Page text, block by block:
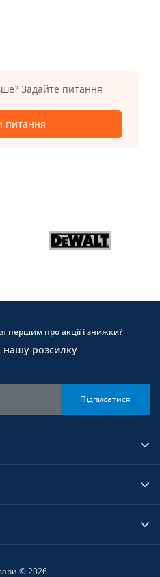
Задайте питання
питання
першим про акції і знижки?
нашу розсилку
Підписатися
© 2026